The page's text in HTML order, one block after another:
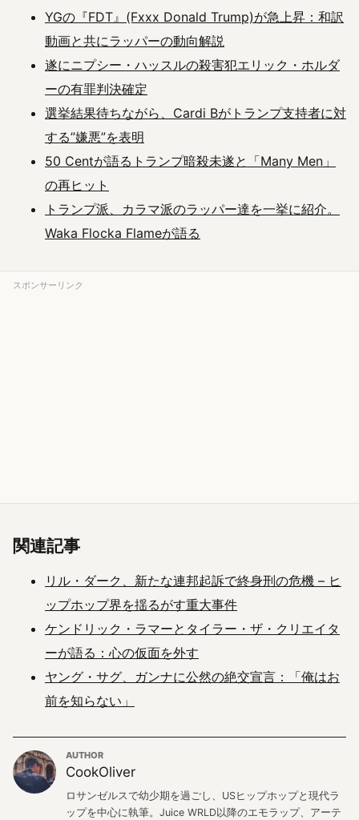
YGの『FDT』(Fxxx Donald Trump)が急上昇：和訳
動画と共にラッパーの動向解説
遂にニプシー・ハッスルの殺害犯エリック・ホルダ
ーの有罪判決確定
選挙結果待ちながら、Cardi Bがトランプ支持者に対
する”嫌悪”を表明
50 Centが語るトランプ暗殺未遂と「Many Men」
の再ヒット
トランプ派、カラマ派のラッパー達を一挙に紹介。
Waka Flocka Flameが語る
スポンサーリンク
関連記事
リル・ダーク、新たな連邦起訴で終身刑の危機 – ヒ
ップホップ界を揺るがす重大事件
ケンドリック・ラマーとタイラー・ザ・クリエイタ
ーが語る：心の仮面を外す
ヤング・サグ、ガンナに公然の絶交宣言：「俺はお
前を知らない」
AUTHOR
CookOliver
ロサンゼルスで幼少期を過ごし、USヒップホップと現代ラ
ップを中心に執筆。Juice WRLD以降のエモラップ、アーテ